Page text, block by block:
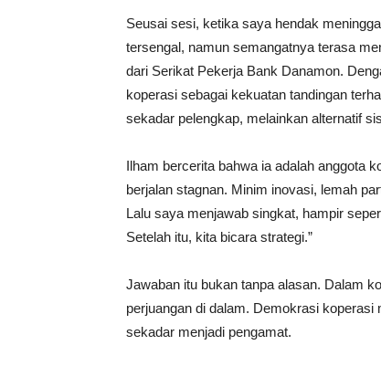
Seusai sesi, ketika saya hendak
tersengal, namun semangatnya terasa
dari Serikat Pekerja Bank Danamon.
koperasi sebagai kekuatan tandingan
sekadar pelengkap, melainkan alternatif
Ilham bercerita bahwa ia adalah anggota
berjalan stagnan. Minim inovasi, lemah
Lalu saya menjawab singkat, hampir
Setelah itu, kita bicara strategi.”
Jawaban itu bukan tanpa alasan. Dalam
perjuangan di dalam. Demokrasi
sekadar menjadi pengamat.